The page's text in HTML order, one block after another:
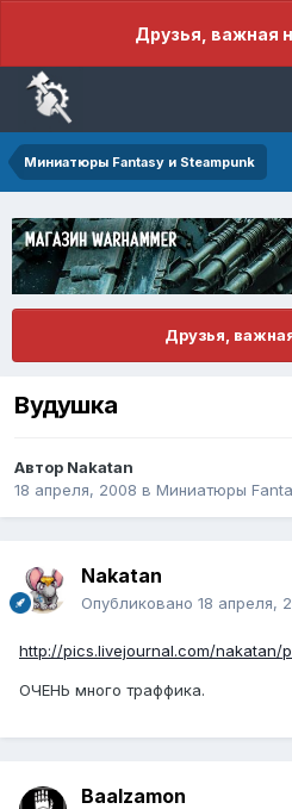
Друзья, важная
Миниатюры Fantasy и Steampunk
Друзья,
Вудушка
Автор Nakatan
18 апреля, 2008 в Миниатюры
Nakatan
Опубликовано 18 апреля,
http://pics.livejournal.com/nakatan/
ОЧЕНЬ много траффика.
Baalzamon